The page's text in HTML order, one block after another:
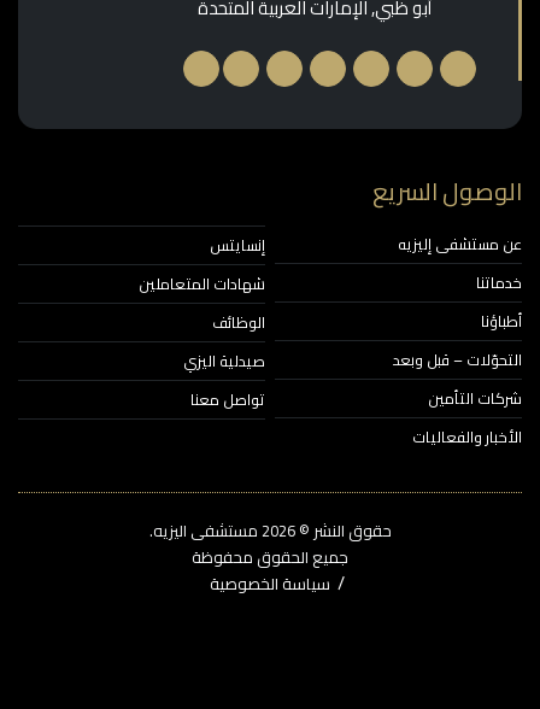
أبو ظبي, الإمارات العربية المتحدة
السريع
إليزيه
– قبل وبعد
التأمين
والفعاليات
إنسايتس
شهادات المتعاملين
الوظائف
صيدلية اليزي
تواصل معنا
حقوق النشر © 2026‎ مستشفى اليزيه.
جميع الحقوق محفوظة
سياسة الخصوصية